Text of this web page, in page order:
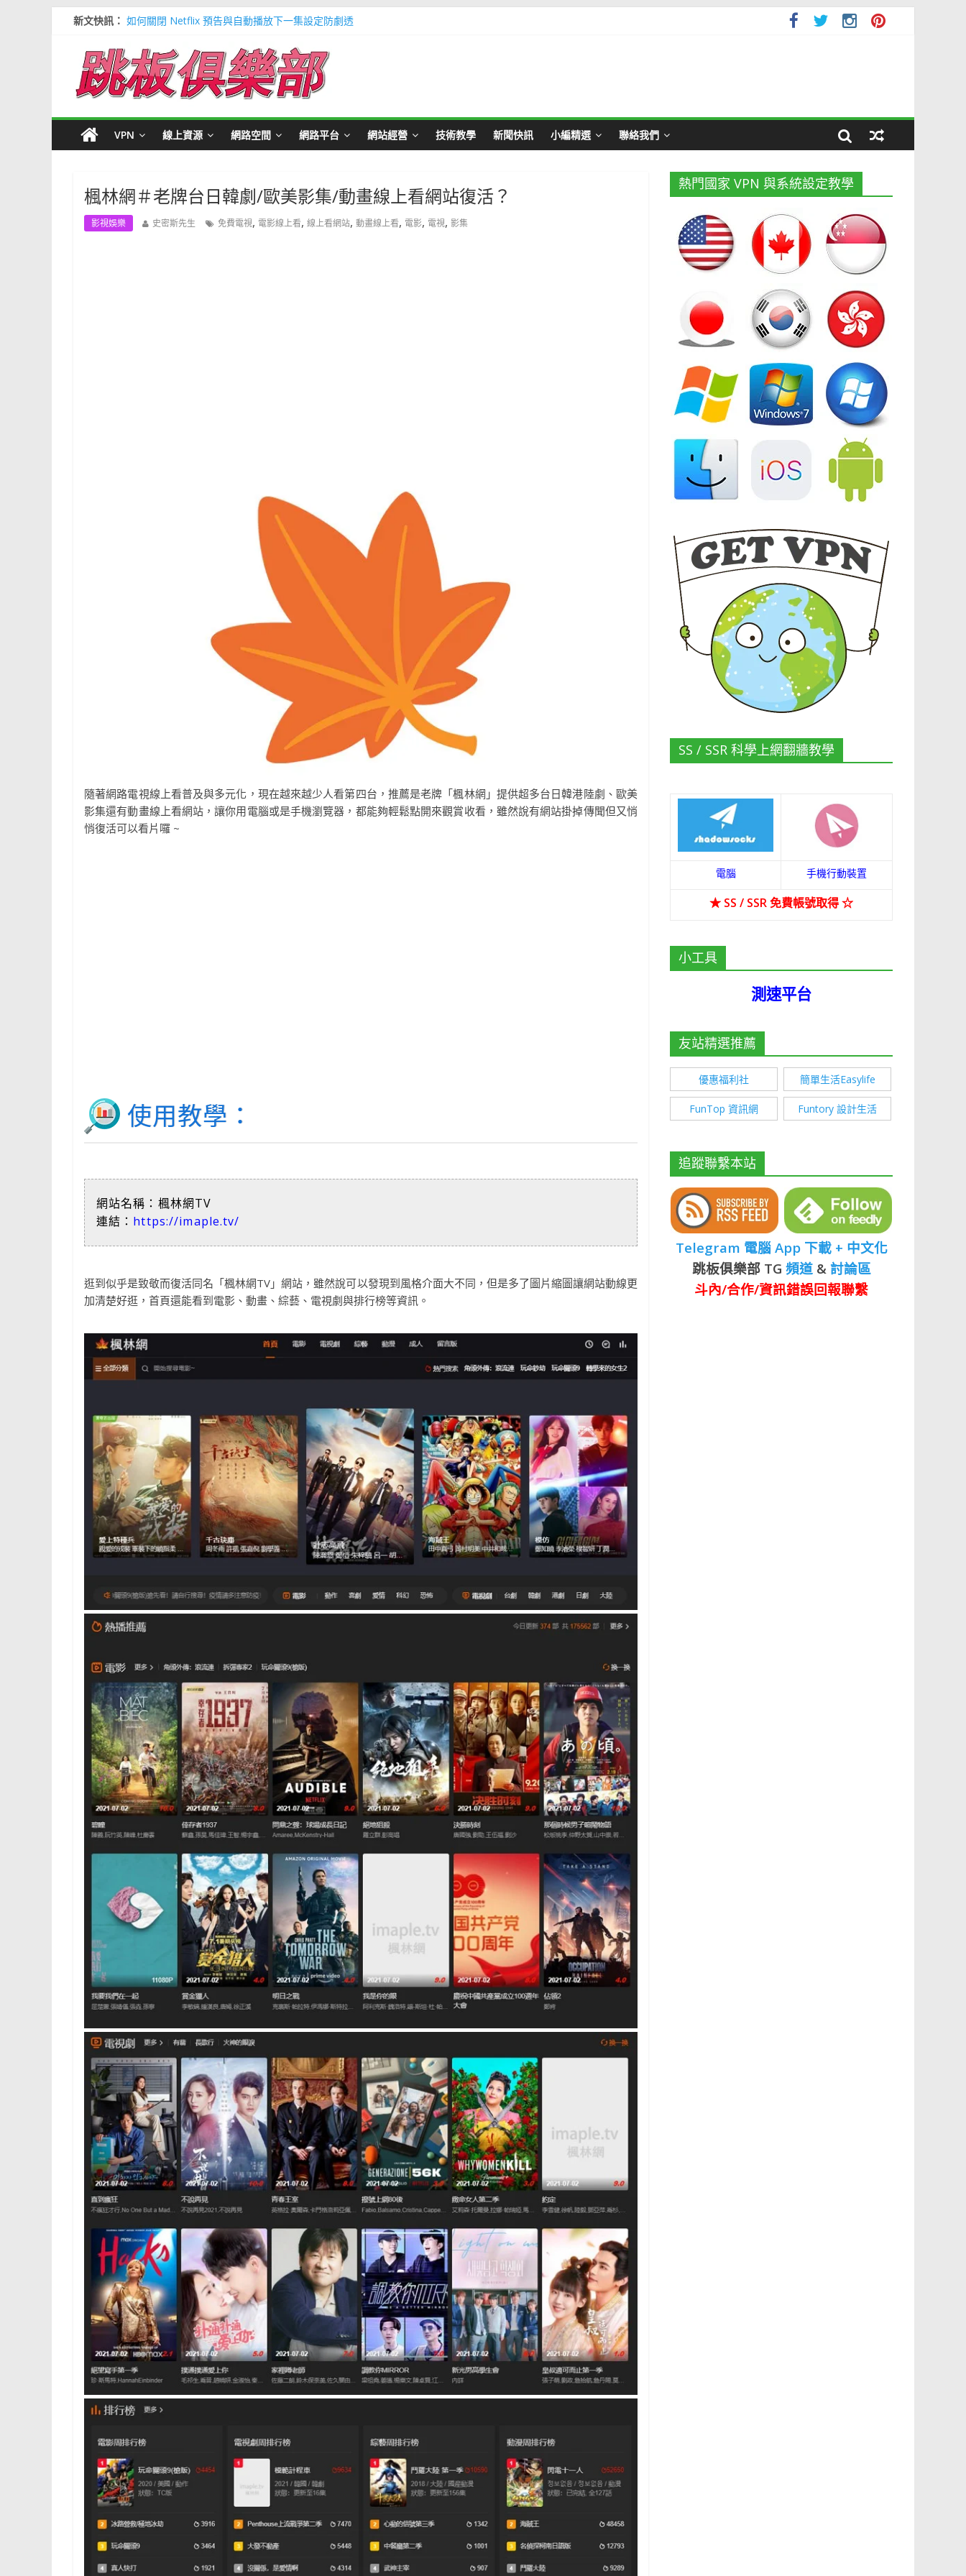
新文快訊： 如何關閉 Netflix 預告與自動播放下一集設定防劇透
信用卡號產生器 (含CVV) 懶人包＃多個 Visa / Master Card 網站
寶可夢飛人安卓必裝 FonesGo 虛擬定位不用出門玩遊戲教學
Google 刪除超過兩年登入帳號＃不想被砍帳號教學
VPN 線上資源 網路空間 網路平台 網站經營 技術教學 新聞快訊 小編精選 聯絡我們
楓林網＃老牌台日韓劇/歐美影集/動畫線上看網站復活？
影視娛樂 史密斯先生 免費電視, 電影線上看, 線上看網站, 動畫線上看, 電影, 電視, 影集
隨著網路電視線上看普及與多元化，現在越來越少人看第四台，推薦是老牌「楓林網」提供超多台日韓港陸劇、歐美
影集還有動畫線上看網站，讓你用電腦或是手機瀏覽器，都能夠輕鬆點開來觀賞收看，雖然說有網站掛掉傳聞但又悄
悄復活可以看片囉 ~
使用教學：
網站名稱：楓林網TV
連結： https://imaple.tv/
逛到似乎是致敬而復活同名「楓林網TV」網站，雖然說可以發現到風格介面大不同，但是多了圖片縮圖讓網站動線更
加清楚好逛，首頁還能看到電影、動畫、綜藝、電視劇與排行榜等資訊。
熱門國家 VPN 與系統設定教學
SS / SSR 科學上網翻牆教學
電腦 手機行動裝置
★ SS / SSR 免費帳號取得☆
小工具
測速平台
友站精選推薦
優惠福利社 簡單生活Easylife
FunTop 資訊網 Funtory 設計生活
追蹤聯繫本站
Telegram 電腦 App 下載 + 中文化
跳板俱樂部 TG 頻道& 討論區
斗內/合作/資訊錯誤回報聯繫